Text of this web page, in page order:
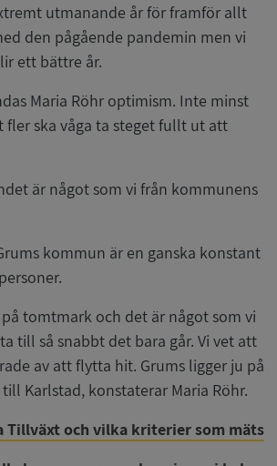
utmanande år för framför allt
den pågående pandemin men vi
ett bättre år.
Maria Röhr optimism. Inte minst
fler ska våga ta steget fullt ut att
är något som vi från kommunens
kommun är en ganska konstant
tomtmark och det är något som vi
till så snabbt det bara går. Vi vet att
av att flytta hit. Grums ligger ju på
Karlstad, konstaterar Maria Röhr.
Tillväxt och vilka kriterier som mäts